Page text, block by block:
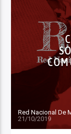
Red Nacional De
21/10/2019